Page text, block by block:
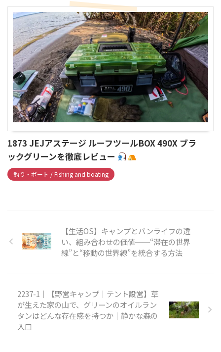
1873 JEJアステージ ルーフツールBOX 490X ブラ
ックグリーンを徹底レビュー
釣り・ボート / Fishing and boating
【生活OS】キャンプとバンライフの違
い、組み合わせの価値──“滞在の世界
線”と“移動の世界線”を統合する方法
2237-1｜【野営キャンプ｜テント設営】草
が生えた家の山で、グリーンのオイルラン
タンはどんな存在感を持つか｜静かな森の
入口